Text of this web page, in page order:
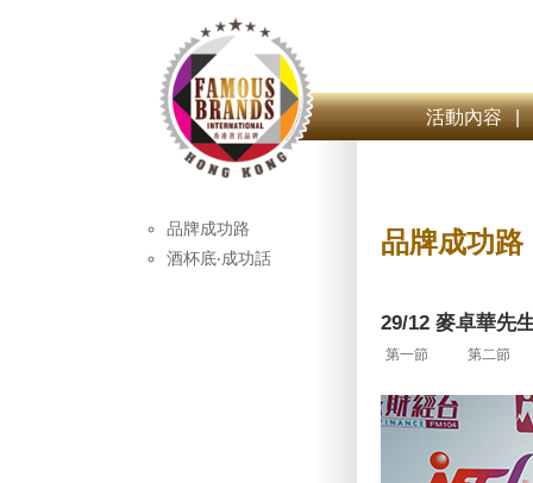
活動內容 |
品牌成功路
酒杯底‧成功話
品牌成功路
29/12 麥卓華先
第一節 第二節